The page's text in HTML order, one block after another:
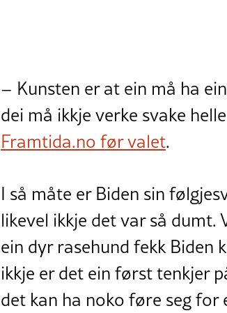
– Kunsten er at ein må ha
dei må ikkje verke svake
Framtida.no før valet.
I så måte er Biden sin
likevel ikkje det var så
ein dyr rasehund fekk Biden
ikkje er det ein først tenkjer
det kan ha noko føre seg